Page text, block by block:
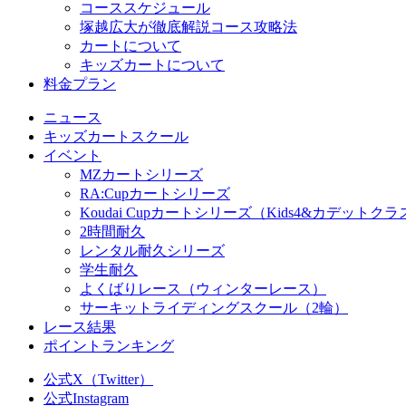
コーススケジュール
塚越広大が徹底解説コース攻略法
カートについて
キッズカートについて
料金プラン
ニュース
キッズカートスクール
イベント
MZカートシリーズ
RA:Cupカートシリーズ
Koudai Cupカートシリーズ（Kids4&カデットクラ
2時間耐久
レンタル耐久シリーズ
学生耐久
よくばりレース（ウィンターレース）
サーキットライディングスクール（2輪）
レース結果
ポイントランキング
公式X（Twitter）
公式Instagram